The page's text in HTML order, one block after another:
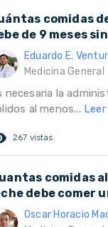
comidas
de 9 meses
Eduardo E.
Medicina General
necesaria la
al menos...
267 vistas
comidas
debe comer
Oscar Horacio